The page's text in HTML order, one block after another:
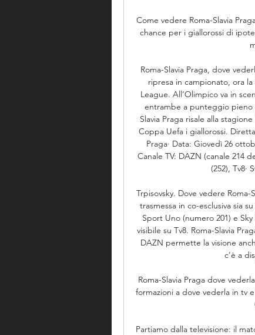
Come vedere Roma-Slavia
chance per i giallorossi di
Roma-Slavia Praga, dove
ripresa in campionato, ora
League. All’Olimpico va in
entrambe a punteggio pieno
Slavia Praga risale alla
Coppa Uefa i giallorossi.
Praga· Data: Giovedì 26
Canale TV: DAZN (canale 214
(252), Tv8·
Trpisovsky. Dove vedere Roma-
trasmessa in co-esclusiva sia
Sport Uno (numero 201) e
visibile su Tv8. Roma-Slavia
DAZN permette la visione
c’è a
Roma-Slavia Praga dove
formazioni a dove vederla in tv
Partiamo dalla televisione: il